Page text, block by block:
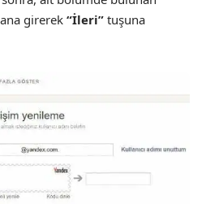
girerek “İleri” tuşuna